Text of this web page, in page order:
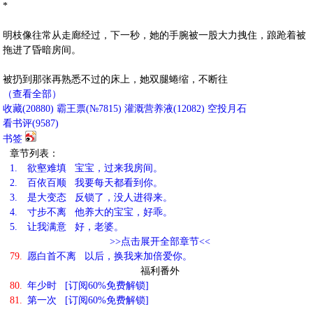
*
明枝像往常从走廊经过，下一秒，她的手腕被一股大力拽住，踉跄着被
拖进了昏暗房间。
被扔到那张再熟悉不过的床上，她双腿蜷缩，不断往
（查看全部）
收藏(20880) 霸王票(№7815) 灌溉营养液(12082) 空投月石
看书评(9587)
书签
章节列表：
1.
欲壑难填 宝宝，过来我房间。
2.
百依百顺 我要每天都看到你。
3.
是大变态 反锁了，没人进得来。
4.
寸步不离 他养大的宝宝，好乖。
5.
让我满意 好，老婆。
>>点击展开全部章节<<
79. 愿白首不离 以后，换我来加倍爱你。
福利番外
80. 年少时 [订阅60%免费解锁]
81. 第一次 [订阅60%免费解锁]